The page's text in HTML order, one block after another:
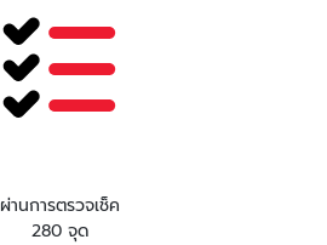
ผ่านการตรวจเช็ค
280 จุด